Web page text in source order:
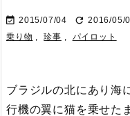
 2015/07/04  2016/05/
乗り物 , 珍事 , パイロット
ブラジルの北にあり海
行機の翼に猫を乗せた